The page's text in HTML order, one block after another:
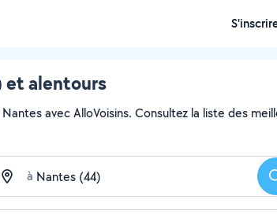
et alentours
avec AlloVoisins. Consultez la liste des
à